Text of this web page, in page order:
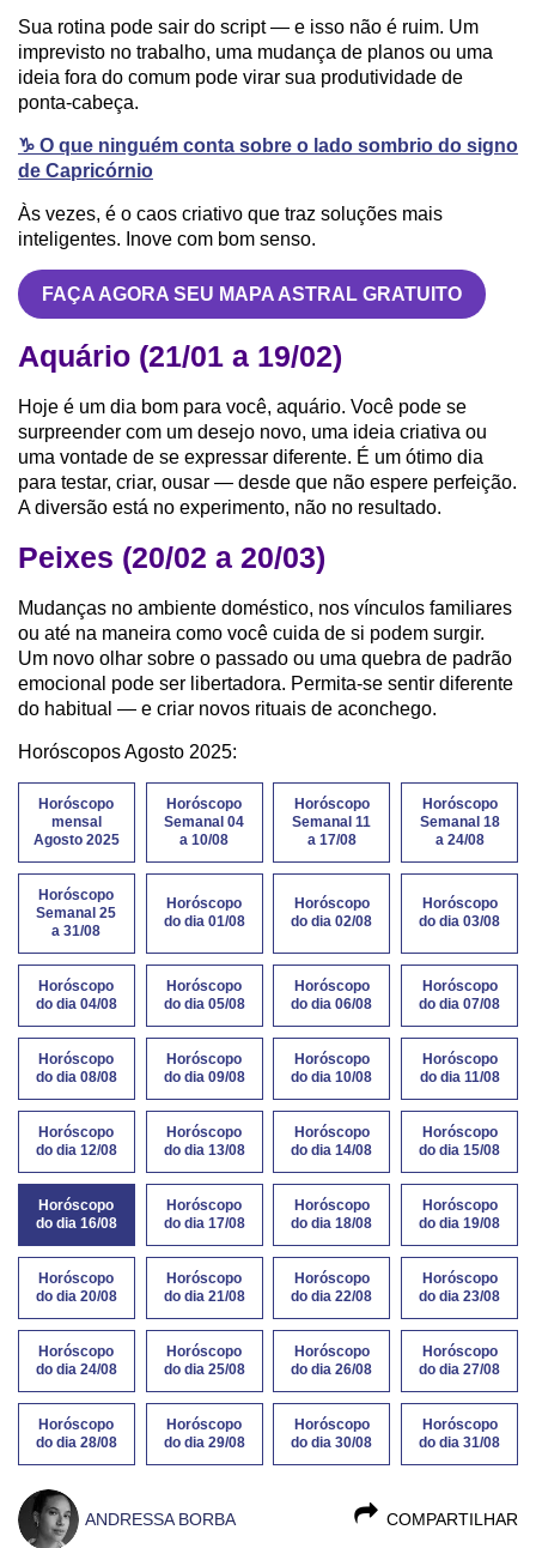
Sua rotina pode sair do script — e isso não é ruim. Um
imprevisto no trabalho, uma mudança de planos ou uma
ideia fora do comum pode virar sua produtividade de
ponta-cabeça.
♑️ O que ninguém conta sobre o lado sombrio do signo
de Capricórnio
Às vezes, é o caos criativo que traz soluções mais
inteligentes. Inove com bom senso.
FAÇA AGORA SEU MAPA ASTRAL GRATUITO
Aquário (21/01 a 19/02)
Hoje é um dia bom para você, aquário. Você pode se
surpreender com um desejo novo, uma ideia criativa ou
uma vontade de se expressar diferente. É um ótimo dia
para testar, criar, ousar — desde que não espere perfeição.
A diversão está no experimento, não no resultado.
Peixes (20/02 a 20/03)
Mudanças no ambiente doméstico, nos vínculos familiares
ou até na maneira como você cuida de si podem surgir.
Um novo olhar sobre o passado ou uma quebra de padrão
emocional pode ser libertadora. Permita-se sentir diferente
do habitual — e criar novos rituais de aconchego.
Horóscopos Agosto 2025:
Horóscopo
mensal
Agosto 2025
Horóscopo
Semanal 04
a 10/08
Horóscopo
Semanal 11
a 17/08
Horóscopo
Semanal 18
a 24/08
Horóscopo
Semanal 25
a 31/08
Horóscopo
do dia 01/08
Horóscopo
do dia 02/08
Horóscopo
do dia 03/08
Horóscopo
do dia 04/08
Horóscopo
do dia 05/08
Horóscopo
do dia 06/08
Horóscopo
do dia 07/08
Horóscopo
do dia 08/08
Horóscopo
do dia 09/08
Horóscopo
do dia 10/08
Horóscopo
do dia 11/08
Horóscopo
do dia 12/08
Horóscopo
do dia 13/08
Horóscopo
do dia 14/08
Horóscopo
do dia 15/08
Horóscopo
do dia 16/08
Horóscopo
do dia 17/08
Horóscopo
do dia 18/08
Horóscopo
do dia 19/08
Horóscopo
do dia 20/08
Horóscopo
do dia 21/08
Horóscopo
do dia 22/08
Horóscopo
do dia 23/08
Horóscopo
do dia 24/08
Horóscopo
do dia 25/08
Horóscopo
do dia 26/08
Horóscopo
do dia 27/08
Horóscopo
do dia 28/08
Horóscopo
do dia 29/08
Horóscopo
do dia 30/08
Horóscopo
do dia 31/08
COMPARTILHAR
ANDRESSA BORBA